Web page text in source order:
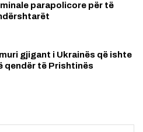
parapolicore për të
gjigant i Ukrainës që ishte
qendër të Prishtinës